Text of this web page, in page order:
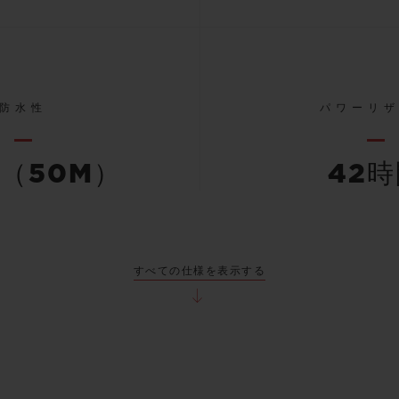
水性
50M）
パワーリザ
42時
すべての仕様を表示する